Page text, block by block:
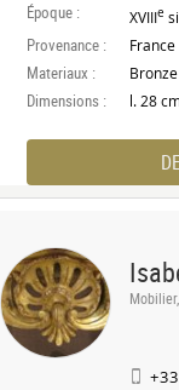
Époque : XVIIIe
Provenance : France
Materiaux :
Dimensions : l. 28